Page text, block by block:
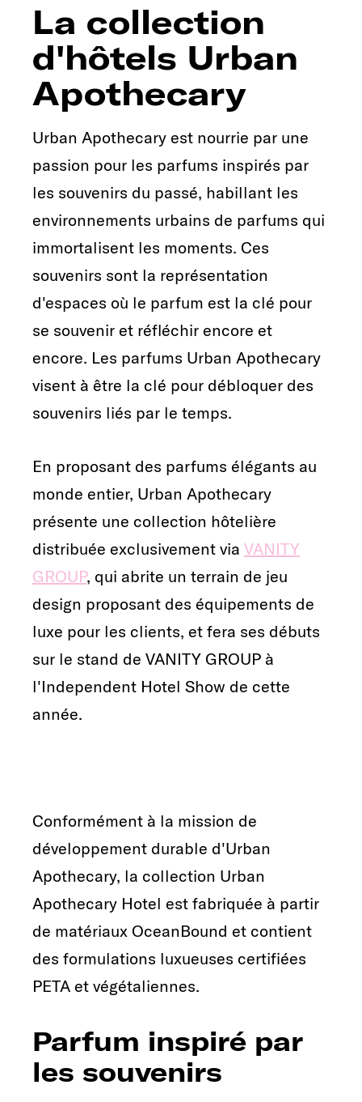
La collection
d'hôtels Urban
Apothecary
Urban Apothecary est nourrie par une
passion pour les parfums inspirés par
les souvenirs du passé, habillant les
environnements urbains de parfums qui
immortalisent les moments. Ces
souvenirs sont la représentation
d'espaces où le parfum est la clé pour
se souvenir et réfléchir encore et
encore. Les parfums Urban Apothecary
visent à être la clé pour débloquer des
souvenirs liés par le temps.
En proposant des parfums élégants au
monde entier, Urban Apothecary
présente une collection hôtelière
distribuée exclusivement via VANITY
GROUP, qui abrite un terrain de jeu
design proposant des équipements de
luxe pour les clients, et fera ses débuts
sur le stand de VANITY GROUP à
l'Independent Hotel Show de cette
année.
Conformément à la mission de
développement durable d'Urban
Apothecary, la collection Urban
Apothecary Hotel est fabriquée à partir
de matériaux OceanBound et contient
des formulations luxueuses certifiées
PETA et végétaliennes.
Parfum inspiré par
les souvenirs